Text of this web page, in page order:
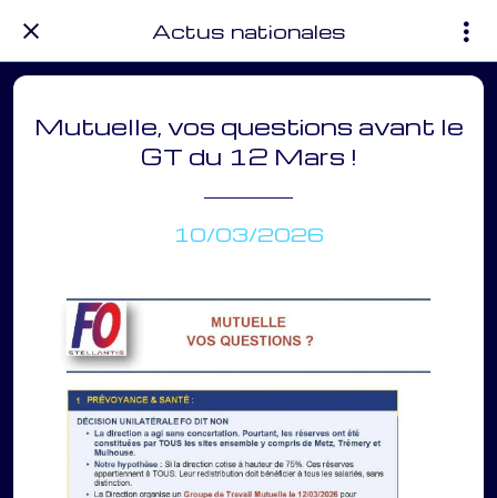
Actus nationales
Mutuelle, vos questions avant le
GT du 12 Mars !
10/03/2026